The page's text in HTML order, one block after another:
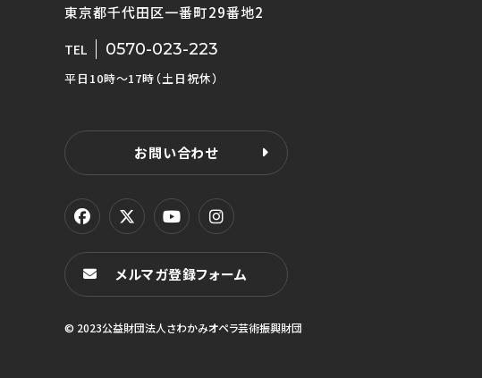
東京都千代田区一番町29番地2
TEL 0570-023-223
平日10時〜17時（土日祝休）
お問い合わせ
メルマガ登録フォーム
© 2023公益財団法人さわかみオペラ芸術振興財団